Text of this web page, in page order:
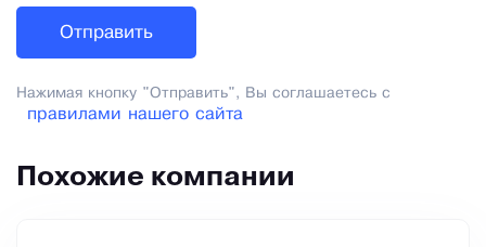
Нажимая кнопку "Отправить", Вы соглашаетесь с
правилами нашего сайта
Похожие компании